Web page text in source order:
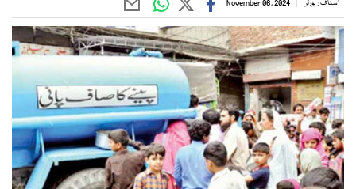
اسٹاف رپورٹر November 06, 2024